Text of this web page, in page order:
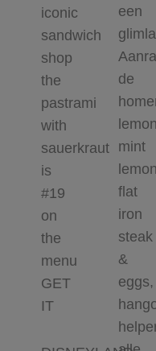
iconic
sandwich
shop
the
pastrami
with
sauerkraut
is
#19
on
the
menu
GET
IT
een
de
mint
flat
iron
steak
&
eggs,